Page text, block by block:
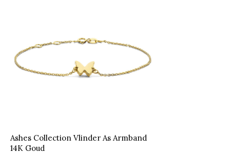
Ashes Collection Vlinder As Armband
14K Goud